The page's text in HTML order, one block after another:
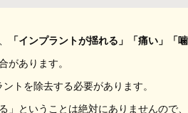
「インプラントが揺れる」「痛い」「噛
があります。
トを除去する必要があります。
」ということは絶対にありませんので